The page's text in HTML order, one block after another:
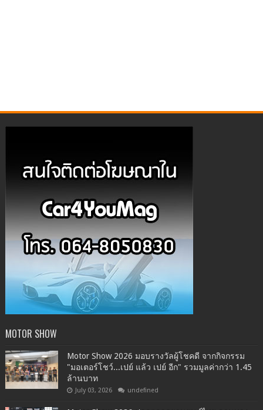
MOTOR SHOW
Motor Show 2026 มอบรางวัลผู้โชคดี จากกิจกรรม
"มอเตอร์โชว์...เปย์ แล้ว เปย์ อีก" รวมมูลค่ากว่า 1.45
ล้านบาท
July 03, 2026 undefined